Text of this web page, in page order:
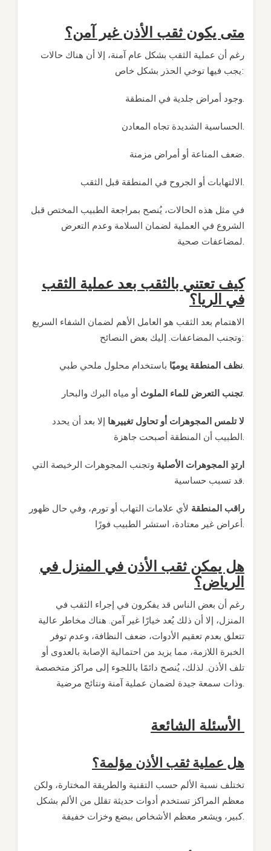
متى يكون ثقب الأذن غير آمن؟
رغم أن عملية الثقب بشكل عام آمنة، إلا أن هناك حالات
يجب فيها توخي الحذر بشكل خاص:
وجود أمراض جلدية في المنطقة.
الحساسية الشديدة تجاه المعادن.
ضعف المناعة أو أمراض مزمنة.
الالتهابات أو الجروح في المنطقة قبل الثقب.
في مثل هذه الحالات، يُنصح بمراجعة الطبيب المختص قبل
الشروع في العملية لضمان السلامة وعدم التعرض
لمضاعفات صحية.
كيف تعتني بالثقب بعد عملية الثقب
في الريا؟
الاهتمام بعد الثقب هو العامل الأهم لضمان الشفاء السريع
وتجنب المضاعفات. إليك بعض النصائح:
نظف المنطقة يوميًاباستخدام محلول ملحي طبي.
تجنب التعرض للماء الملوثأو مياه البرك والبحار.
لا تلمس المجوهرات أو تحاول تغييرها إلا بعد أن يحدد
الطبيب أن المنطقة أصبحت جاهزة.
ارتدِ المجوهرات الأصلية وتجنب المجوهرات الرخيصة التي
قد تسبب حساسية.
راقب المنطقة لأي علامات التهاب أو تورم، وفي حال ظهور
أعراض غير معتادة، استشر الطبيب فورًا.
هل يمكن ثقب الأذن في المنزل في
الرياض؟
رغم أن بعض الناس قد يفكرون في إجراء الثقب في
المنزل، إلا أن ذلك يُعد خيارًا غير آمن. هناك مخاطر عالية
تتعلق بعدم تعقيم الأدوات، ضعف النظافة، وعدم توفر
الخبرة اللازمة، مما يزيد من احتمالية الإصابة بالعدوى أو
تلف الأذن. لذلك، يُنصح دائمًا باللجوء إلى مراكز متخصصة
وذات سمعة جيدة لضمان عملية آمنة ونتائج مرضية.
هل عملية ثقب الأذن مؤلمة؟
تختلف نسبة الألم حسب التقنية والطريقة المختارة، ولكن
معظم المراكز تستخدم أدوات حديثة تقلل من الألم بشكل
كبير، ويشعر معظم الأشخاص ببضع وخزات خفيفة.